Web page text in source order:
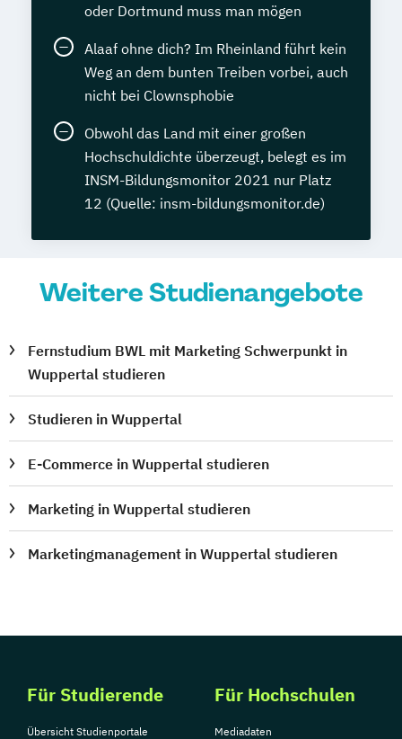
oder Dortmund muss man mögen
Alaaf ohne dich? Im Rheinland führt kein
Weg an dem bunten Treiben vorbei, auch
nicht bei Clownsphobie
Obwohl das Land mit einer großen
Hochschuldichte überzeugt, belegt es im
INSM-Bildungsmonitor 2021 nur Platz
12 (Quelle: insm-bildungsmonitor.de)
Weitere Studienangebote
Fernstudium BWL mit Marketing Schwerpunkt in
Wuppertal studieren
Studieren in Wuppertal
E-Commerce in Wuppertal studieren
Marketing in Wuppertal studieren
Marketingmanagement in Wuppertal studieren
Für Studierende
Übersicht Studienportale
Für Hochschulen
Mediadaten